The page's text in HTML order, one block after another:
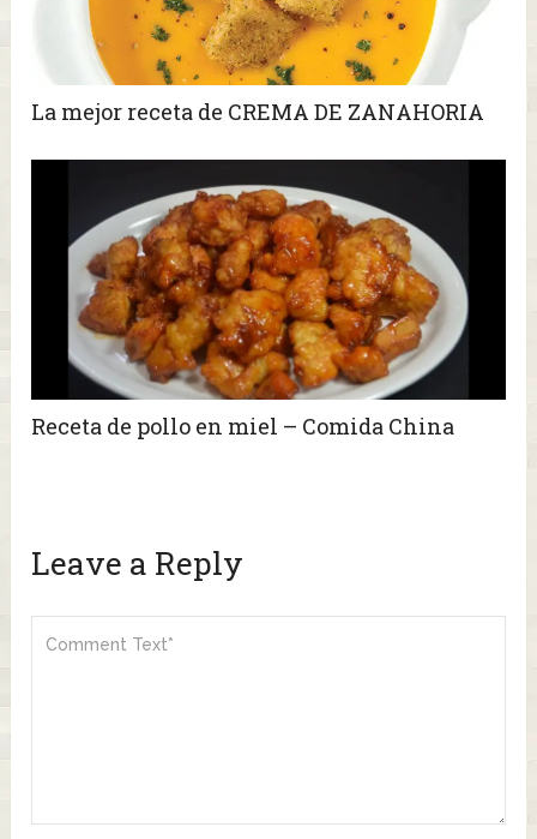
La mejor receta de CREMA DE ZANAHORIA
Receta de pollo en miel – Comida China
Leave a Reply